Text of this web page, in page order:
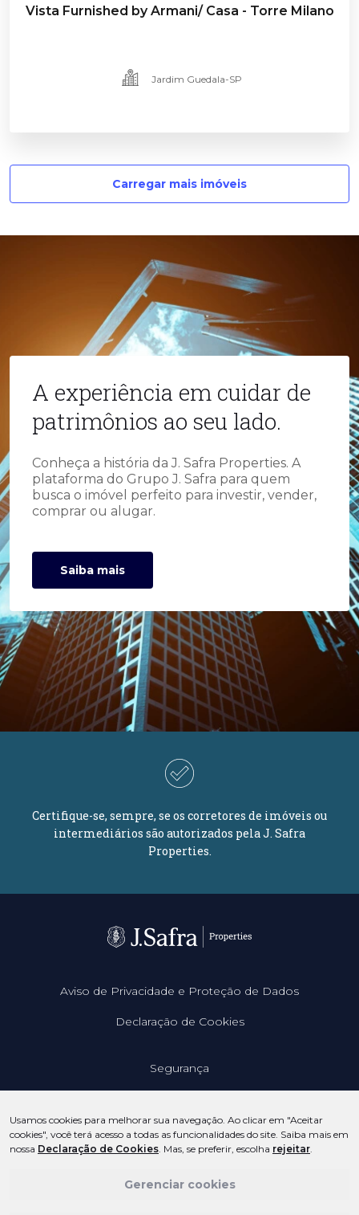
Vista Furnished by Armani/ Casa - Torre Milano
Jardim Guedala-SP
Carregar mais imóveis
A experiência em cuidar de
patrimônios ao seu lado.
Conheça a história da J. Safra Properties. A
plataforma do Grupo J. Safra para quem
busca o imóvel perfeito para investir, vender,
comprar ou alugar.
Saiba mais
Certifique-se, sempre, se os corretores de imóveis ou
intermediários são autorizados pela J. Safra
Properties.
Aviso de Privacidade e Proteção de Dados
Declaração de Cookies
Segurança
(11) 3175-7565
(11) 2650-9915
Usamos cookies para melhorar sua navegação. Ao clicar em "Aceitar
cookies", você terá acesso a todas as funcionalidades do site. Saiba mais em
nossa Declaração de Cookies. Mas, se preferir, escolha rejeitar.
Gerenciar cookies